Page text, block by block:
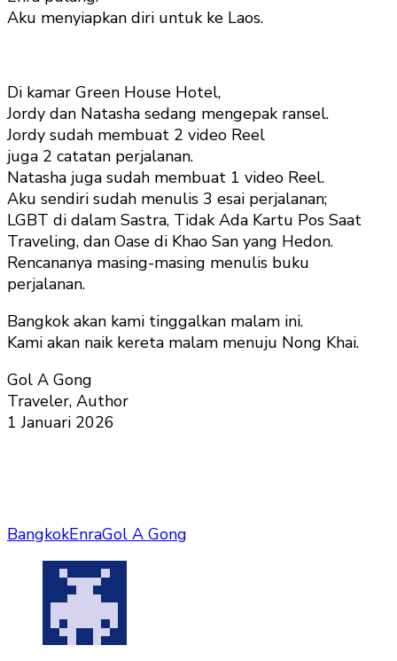
Aku menyiapkan diri untuk ke Laos.
Di kamar Green House Hotel,
Jordy dan Natasha sedang mengepak ransel.
Jordy sudah membuat 2 video Reel
juga 2 catatan perjalanan.
Natasha juga sudah membuat 1 video Reel.
Aku sendiri sudah menulis 3 esai perjalanan;
LGBT di dalam Sastra, Tidak Ada Kartu Pos Saat
Traveling, dan Oase di Khao San yang Hedon.
Rencananya masing-masing menulis buku
perjalanan.
Bangkok akan kami tinggalkan malam ini.
Kami akan naik kereta malam menuju Nong Khai.
Gol A Gong
Traveler, Author
1 Januari 2026
BangkokEnraGol A Gong